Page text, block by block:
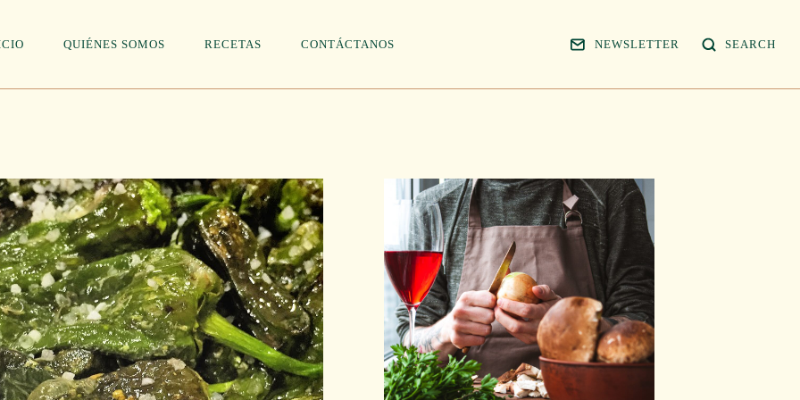
QUIÉNES SOMOS RECETAS CONTÁCTANOS NEWSLETTER SEARCH